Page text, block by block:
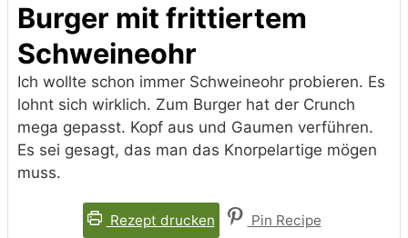
Burger mit frittiertem
Schweineohr
Ich wollte schon immer Schweineohr probieren. Es
lohnt sich wirklich. Zum Burger hat der Crunch
mega gepasst. Kopf aus und Gaumen verführen.
Es sei gesagt, das man das Knorpelartige mögen
muss.
Rezept drucken Pin Recipe